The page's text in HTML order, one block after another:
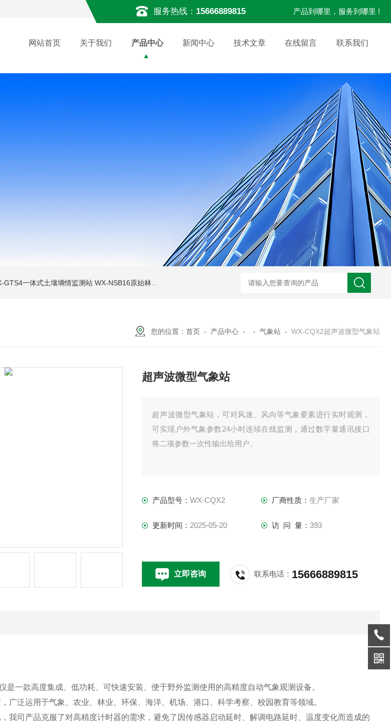
服务热线： 15666889815 产品到哪里，服务到哪里 !
网站首页 关于我们 产品中心 新闻中心 技术文章 在线留言 联系我们
GTS4一体式土壤墒情监测站 WX-NSB16原始林区鸟类AI监测设备 WX-NSB16生态保护区鸟类智能识别终端 WX-WY温盐仪
您的位置： 首页 - 产品中心 - - 气象站 - WX-CQX2超声波微型气象站
超声波微型气象站
超声波微型气象站，可对风速、风向等气象要素进行实时观测，
可实现户外气象参数24小时连续在线监测，通过数字量通讯接口
将二项参数一次性输出给用户。
产品型号：WX-CQX2 厂商性质： 生产厂家
更新时间： 2025-05-20 访 问 量： 393
立即咨询 联系电话： 15666889815
是一款高度集成、低功耗、可快速安装、便于野外监测使用的高精度自动气象观测设备。
广泛运用于气象、农业、林业、环保、海洋、机场、港口、科学考察、校园教育等领域。
我司产品克服了对高精度计时器的需求，避免了因传感器启动延时、解调电路延时、温度变化而造成的